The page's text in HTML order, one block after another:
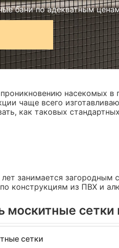
бани по адекватным
насекомых
чаще всего
как таковых
лет занимается
конструкциям из ПВХ и
москитные сетки
сетки